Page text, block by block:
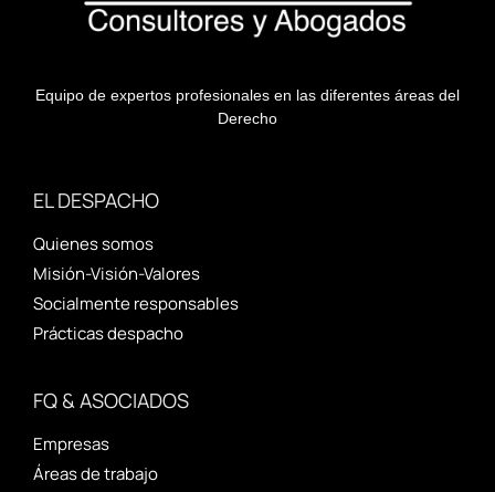
Equipo de expertos profesionales en las diferentes áreas del
Derecho
EL DESPACHO
Quienes somos
Misión-Visión-Valores
Socialmente responsables
Prácticas despacho
FQ & ASOCIADOS
Empresas
Áreas de trabajo